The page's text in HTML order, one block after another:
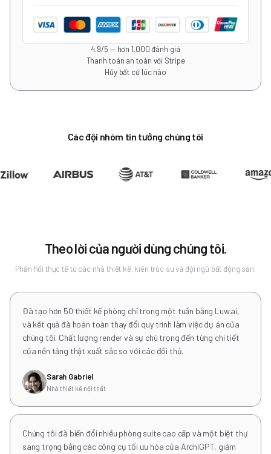
4.9/5 — hơn 1.000 đánh giá
Thanh toán an toàn với Stripe
Hủy bất cứ lúc nào
Các đội nhóm tin tưởng chúng tôi
Theo lời của người dùng chúng tôi.
Phản hồi thực tế từ các nhà thiết kế, kiến trúc sư và đội ngũ bất động sản.
Đã tạo hơn 50 thiết kế phòng chỉ trong một tuần bằng Luw.ai,
và kết quả đã hoàn toàn thay đổi quy trình làm việc dự án của
chúng tôi. Chất lượng render và sự chú trọng đến từng chi tiết
của nền tảng thật xuất sắc so với các đối thủ.
Sarah Gabriel
Nhà thiết kế nội thất
Chúng tôi đã biến đổi nhiều phòng suite cao cấp và một biệt thự
sang trọng bằng các công cụ tối ưu hóa của ArchiGPT, giảm